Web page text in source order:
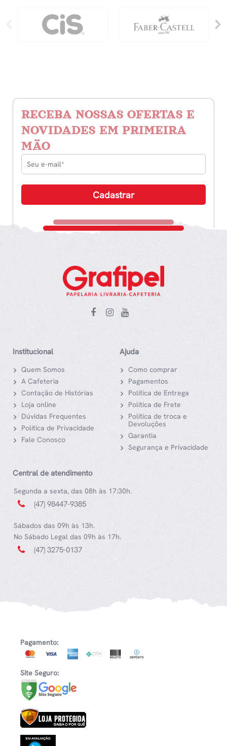
RECEBA NOSSAS OFERTAS E
NOVIDADES EM PRIMEIRA
MÃO
Institucional
Quem Somos
A Cafeteria
Contação de Histórias
Loja online
Dúvidas Frequentes
Política de Privacidade
Fale Conosco
Ajuda
Como comprar
Pagamentos
Política de Entrega
Política de Frete
Política de troca e
Devoluções
Garantia
Segurança e Privacidade
Central de atendimento
Segunda a sexta, das 08h às 17:30h.
(47) 98447-9385
Sábados das 09h às 13h.
No Sábado Legal das 09h às 17h.
(47) 3275-0137
Pagamento:
Site Seguro: